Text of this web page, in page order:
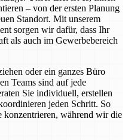
– von der ersten Planung
Standort. Mit unserem
sorgen wir dafür, dass Ihr
als auch im Gewerbebereich
oder ein ganzes Büro
Teams sind auf jede
Sie individuell, erstellen
jeden Schritt. So
konzentrieren, während wir die